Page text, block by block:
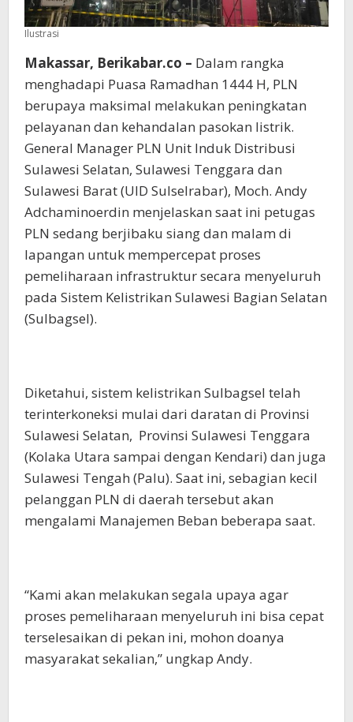
Ilustrasi
Makassar, Berikabar.co – Dalam rangka
menghadapi Puasa Ramadhan 1444 H, PLN
berupaya maksimal melakukan peningkatan
pelayanan dan kehandalan pasokan listrik.
General Manager PLN Unit Induk Distribusi
Sulawesi Selatan, Sulawesi Tenggara dan
Sulawesi Barat (UID Sulselrabar), Moch. Andy
Adchaminoerdin menjelaskan saat ini petugas
PLN sedang berjibaku siang dan malam di
lapangan untuk mempercepat proses
pemeliharaan infrastruktur secara menyeluruh
pada Sistem Kelistrikan Sulawesi Bagian Selatan
(Sulbagsel).
Diketahui, sistem kelistrikan Sulbagsel telah
terinterkoneksi mulai dari daratan di Provinsi
Sulawesi Selatan, Provinsi Sulawesi Tenggara
(Kolaka Utara sampai dengan Kendari) dan juga
Sulawesi Tengah (Palu). Saat ini, sebagian kecil
pelanggan PLN di daerah tersebut akan
mengalami Manajemen Beban beberapa saat.
“Kami akan melakukan segala upaya agar
proses pemeliharaan menyeluruh ini bisa cepat
terselesaikan di pekan ini, mohon doanya
masyarakat sekalian,” ungkap Andy.